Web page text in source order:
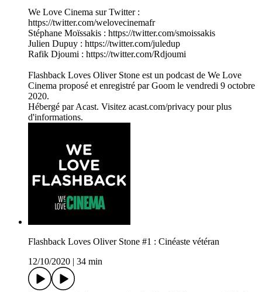
We Love Cinema sur Twitter :
https://twitter.com/welovecinemafr
Stéphane Moïssakis : https://twitter.com/smoissakis
Julien Dupuy : https://twitter.com/juledup
Rafik Djoumi : https://twitter.com/Rdjoumi
Flashback Loves Oliver Stone est un podcast de We Love
Cinema proposé et enregistré par Goom le vendredi 9 octobre
2020.
Hébergé par Acast. Visitez acast.com/privacy pour plus
d'informations.
Flashback Loves Oliver Stone #1 : Cinéaste vétéran
12/10/2020
34 min